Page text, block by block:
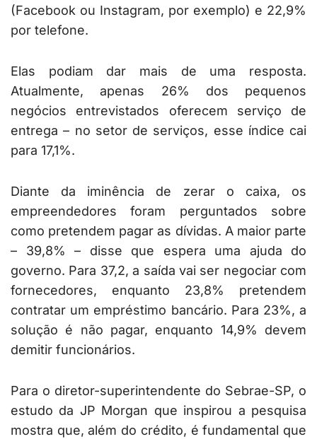
(Facebook ou Instagram, por exemplo) e 22,9%
por telefone.
Elas podiam dar mais de uma resposta.
Atualmente, apenas 26% dos pequenos
negócios entrevistados oferecem serviço de
entrega – no setor de serviços, esse índice cai
para 17,1%.
Diante da iminência de zerar o caixa, os
empreendedores foram perguntados sobre
como pretendem pagar as dívidas. A maior parte
– 39,8% – disse que espera uma ajuda do
governo. Para 37,2, a saída vai ser negociar com
fornecedores, enquanto 23,8% pretendem
contratar um empréstimo bancário. Para 23%, a
solução é não pagar, enquanto 14,9% devem
demitir funcionários.
Para o diretor-superintendente do Sebrae-SP, o
estudo da JP Morgan que inspirou a pesquisa
mostra que, além do crédito, é fundamental que